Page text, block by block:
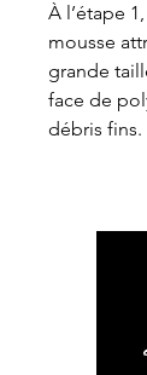
À l’étape
mousse
grande
face de
débris fins.